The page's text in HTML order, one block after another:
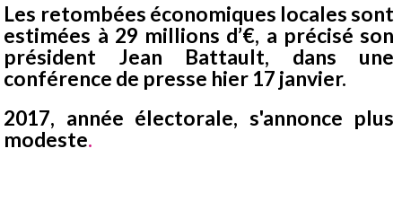
Les retombées économiques locales sont
estimées à 29 millions d’€, a précisé son
président Jean Battault, dans une
conférence de presse hier 17 janvier.
2017, année électorale, s'annonce plus
modeste.